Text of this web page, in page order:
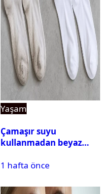
Yaşam
Çamaşır suyu
kullanmadan beyaz
yapan doğal yöntem
1 hafta önce